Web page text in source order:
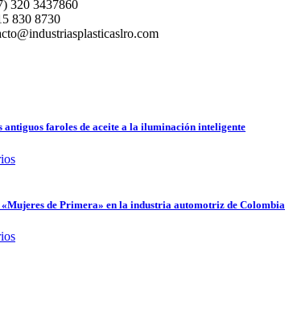
320 3437860
830 8730
faroles de aceite a la iluminación inteligente
de Primera» en la industria automotriz de Colombia